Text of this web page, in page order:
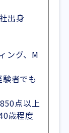
出身
ング、M
者でも
点以上
歳程度